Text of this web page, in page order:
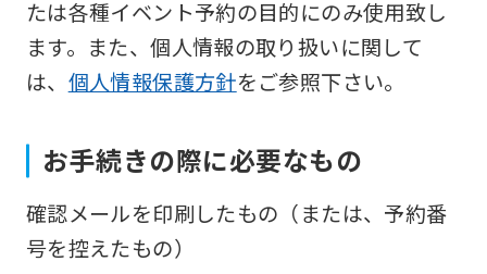
たは各種イベント予約の目的にのみ使用致し
ます。また、個人情報の取り扱いに関して
は、 個人情報保護方針をご参照下さい。
お手続きの際に必要なもの
確認メールを印刷したもの（または、予約番
号を控えたもの）
version
of
this
will
be